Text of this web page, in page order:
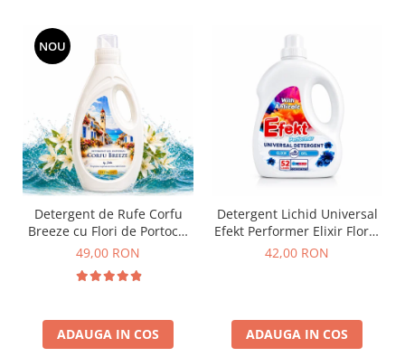
NOU
Detergent de Rufe Corfu
Breeze cu Flori de Portocal
by Delia 2L
49,00 RON
ADAUGA IN COS
Detergent Lichid Universal
Efekt Performer Elixir Floral
1.82 L
42,00 RON
ADAUGA IN COS